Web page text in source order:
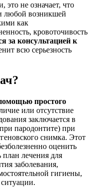
это не означает, что
любой возникшей
как
кровоточивость
за консультацией к
всю серьезность
простого
или отсутствие
заключается в
пародонтите) при
снимка. Этот
оценить
лечения для
заболевания,
гигиены,